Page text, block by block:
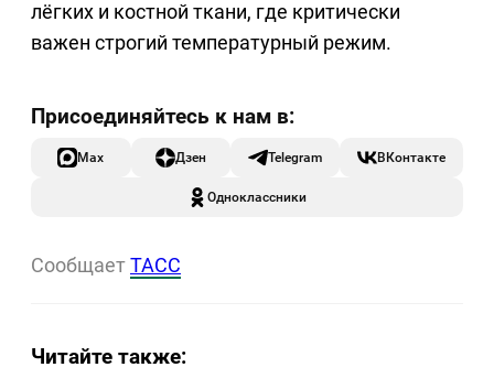
лёгких и костной ткани, где критически
важен строгий температурный режим.
Max Дзен Telegram ВКонтакте
Одноклассники
СообщаетТАСС
Читайте также: